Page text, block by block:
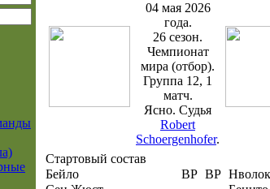
04 мая 2026
года.
26 сезон.
Чемпионат
мира (отбор).
Группа 12, 1
матч.
Ясно. Судья
Robert
Schoergenhofer.
Стартовый состав
Бейло
ВР ВР